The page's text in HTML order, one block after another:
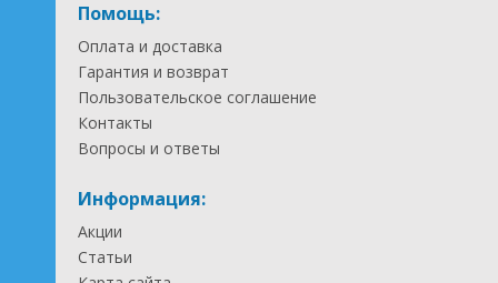
Помощь:
Оплата и доставка
Гарантия и возврат
Пользовательское соглашение
Контакты
Вопросы и ответы
Информация:
Акции
Статьи